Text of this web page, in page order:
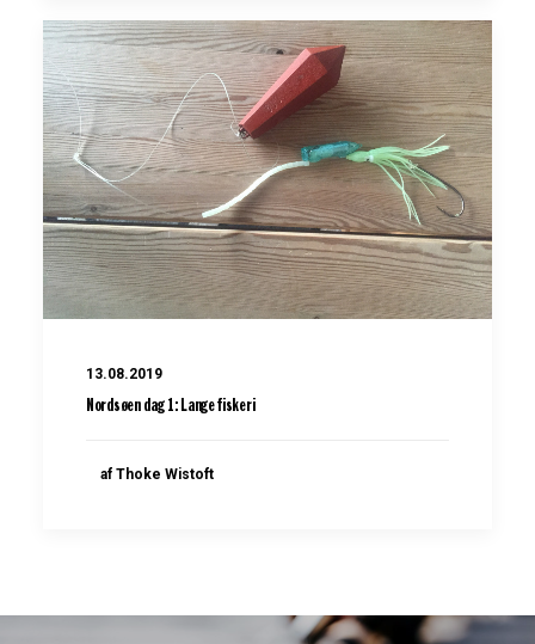
13.08.2019
Nordsøen dag 1: Lange fiskeri
af Thoke Wistoft